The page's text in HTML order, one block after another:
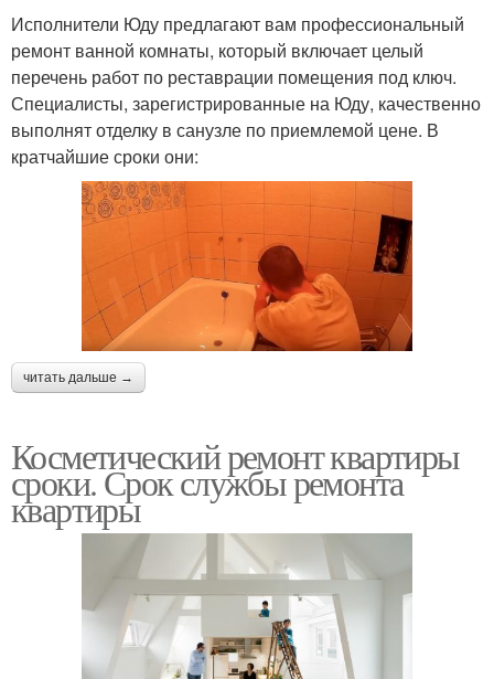
Исполнители Юду предлагают вам профессиональный
ремонт ванной комнаты, который включает целый
перечень работ по реставрации помещения под ключ.
Специалисты, зарегистрированные на Юду, качественно
выполнят отделку в санузле по приемлемой цене. В
кратчайшие сроки они:
читать дальше →
Косметический ремонт квартиры
сроки. Срок службы ремонта
квартиры